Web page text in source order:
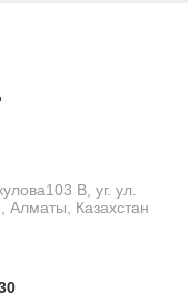
В, уг. ул.
Алматы, Казахстан